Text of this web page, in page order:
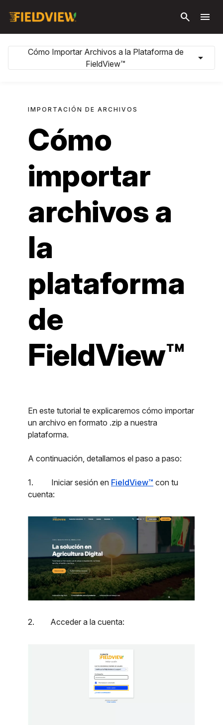
search menu
Cómo Importar Archivos a la Plataforma de
FieldView™
arrow_drop_down
IMPORTACIÓN DE ARCHIVOS
Cómo
importar
archivos a
la
plataforma
de
FieldView™
En este tutorial te explicaremos cómo importar
un archivo en formato .zip a nuestra
plataforma.
A continuación, detallamos el paso a paso:
1. Iniciar sesión en FieldView™ con tu
cuenta:
2. Acceder a la cuenta: